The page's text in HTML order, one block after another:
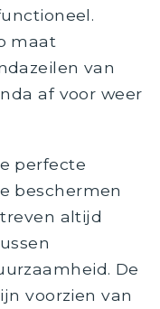
maat
van
af voor weer
perfecte
beschermen
altijd
De
voorzien van